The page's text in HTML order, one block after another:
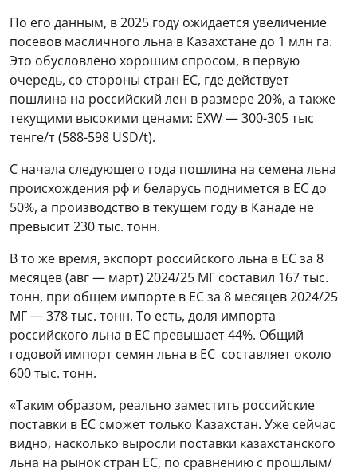
По его данным, в 2025 году ожидается увеличение
посевов масличного льна в Казахстане до 1 млн га.
Это обусловлено хорошим спросом, в первую
очередь, со стороны стран ЕС, где действует
пошлина на российский лен в размере 20%, а также
текущими высокими ценами: EXW — 300-305 тыс
тенге/т (588-598 USD/t).
С начала следующего года пошлина на семена льна
происхождения рф и беларусь поднимется в ЕС до
50%, а производство в текущем году в Канаде не
превысит 230 тыс. тонн.
В то же время, экспорт российского льна в ЕС за 8
месяцев (авг — март) 2024/25 МГ составил 167 тыс.
тонн, при общем импорте в ЕС за 8 месяцев 2024/25
МГ — 378 тыс. тонн. То есть, доля импорта
российского льна в ЕС превышает 44%. Общий
годовой импорт семян льна в ЕС составляет около
600 тыс. тонн.
«Таким образом, реально заместить российские
поставки в ЕС сможет только Казахстан. Уже сейчас
видно, насколько выросли поставки казахстанского
льна на рынок стран ЕС, по сравнению с прошлым/